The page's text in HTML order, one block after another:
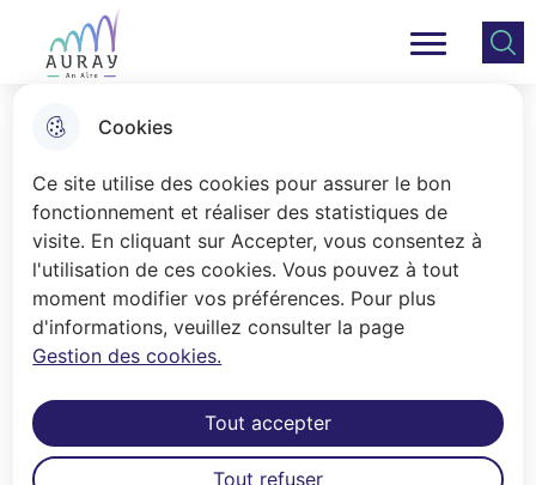
Cookies
Ce site utilise des cookies pour assurer le bon
fonctionnement et réaliser des statistiques de
visite. En cliquant sur Accepter, vous consentez à
l'utilisation de ces cookies. Vous pouvez à tout
moment modifier vos préférences. Pour plus
d'informations, veuillez consulter la page
Gestion des cookies.
Tout accepter
Tout refuser
Aller
au
menu
Consulter
le plan
Ville Auray Menu principal
Accueil
Moteur de recherche